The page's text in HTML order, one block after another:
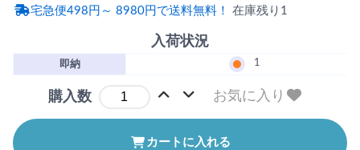
宅急便498円～ 8980円で送料無料！ 在庫残り1
入荷状況
即納 1
購入数 お気に入り
カートに入れる